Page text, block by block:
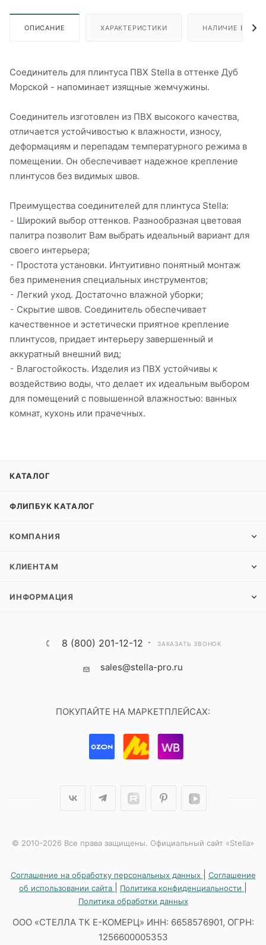
ОПИСАНИЕ ХАРАКТЕРИСТИКИ НАЛИЧИЕ В
Соединитель для плинтуса ПВХ Stella в оттенке Дуб
Морской - напоминает изящные жемчужины.
Соединитель изготовлен из ПВХ высокого качества,
отличается устойчивостью к влажности, износу,
деформациям и перепадам температурного режима в
помещении. Он обеспечивает надежное крепление
плинтусов без видимых швов.
Преимущества соединителей для плинтуса Stella:
⁃ Широкий выбор оттенков. Разнообразная цветовая
палитра позволит Вам выбрать идеальный вариант для
своего интерьера;
⁃ Простота установки. Интуитивно понятный монтаж
без применения специальных инструментов;
⁃ Легкий уход. Достаточно влажной уборки;
⁃ Скрытие швов. Соединитель обеспечивает
качественное и эстетически приятное крепление
плинтусов, придает интерьеру завершенный и
аккуратный внешний вид;
⁃ Влагостойкость. Изделия из ПВХ устойчивы к
воздействию воды, что делает их идеальным выбором
для помещений с повышенной влажностью: ванных
комнат, кухонь или прачечных.
КАТАЛОГ
ФЛИПБУК КАТАЛОГ
КОМПАНИЯ
КЛИЕНТАМ
ИНФОРМАЦИЯ
8 (800) 201-12-12 ЗАКАЗАТЬ ЗВОНОК
sales@stella-pro.ru
ПОКУПАЙТЕ НА МАРКЕТПЛЕЙСАХ:
© 2010-2026 Все права защищены. Официальный сайт «Stella»
Соглашение на обработку персональных данных
Соглашение
об использовании сайта
Политика конфиденциальности
Политика обработки данных
ООО «СТЕЛЛА ТК Е-КОМЕРЦ» ИНН: 6658576901, ОГРН:
1256600005353